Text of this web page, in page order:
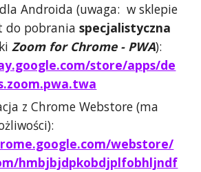
Androida (uwaga: w sklepie
do pobraniaspecjalistyczna
Zoom for Chrome - PWA):
store/apps/de
z Chrome Webstore (ma
webstore/
hmbjbjdpkobdjplfobhljndf